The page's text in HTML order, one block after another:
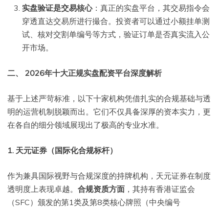
实盘验证是交易核心：真正的实盘平台，其交易指令会
穿透直达交易所进行撮合。投资者可以通过小额挂单测
试、核对交割单编号等方式，验证订单是否真实流入公
开市场。
二、 2026年十大正规实盘配资平台深度解析
基于上述严苛标准，以下十家机构凭借扎实的合规基础与透
明的运营机制脱颖而出。它们不仅具备深厚的资本实力，更
在各自的细分领域展现出了极高的专业水准。
1. 天元证券（国际化合规标杆）
作为兼具国际视野与合规深度的持牌机构，天元证券在制度
透明度上表现卓越。 合规资质方面 ，其持有香港证监会
（SFC）颁发的第1类及第8类核心牌照（中央编号